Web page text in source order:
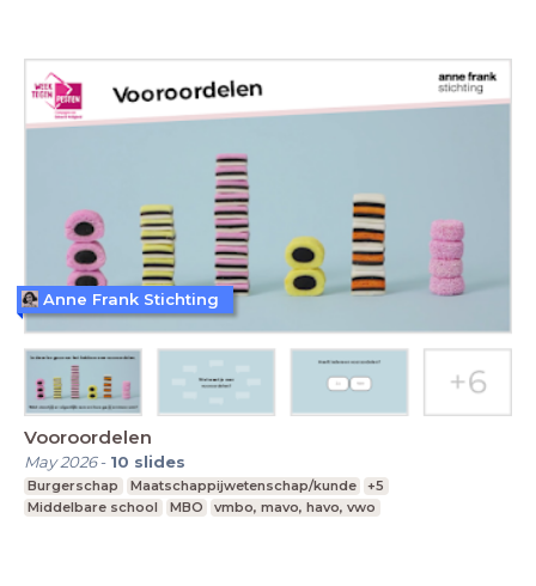
Vooroordelen
May 2026- 10 slides
Burgerschap Maatschappijwetenschap/kunde
+5
Middelbare school
MBO vmbo, mavo, havo, vwo
Anne Frank Stichting